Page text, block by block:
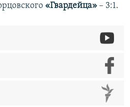
«Гвардейца» – 3:1.